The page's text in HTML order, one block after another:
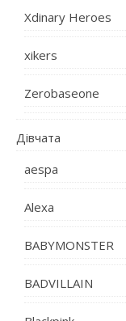
Xdinary Heroes
xikers
Zerobaseone
Дівчата
aespa
Alexa
BABYMONSTER
BADVILLAIN